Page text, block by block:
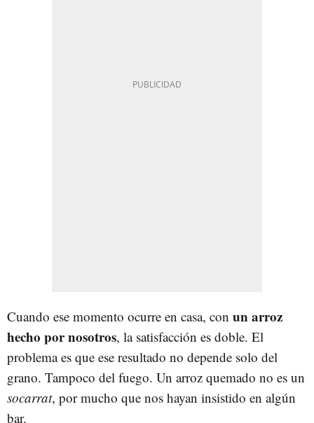
Cuando ese momento ocurre en casa, con un arroz
hecho por nosotros, la satisfacción es doble. El
problema es que ese resultado no depende solo del
grano. Tampoco del fuego. Un arroz quemado no es un
socarrat, por mucho que nos hayan insistido en algún
bar.